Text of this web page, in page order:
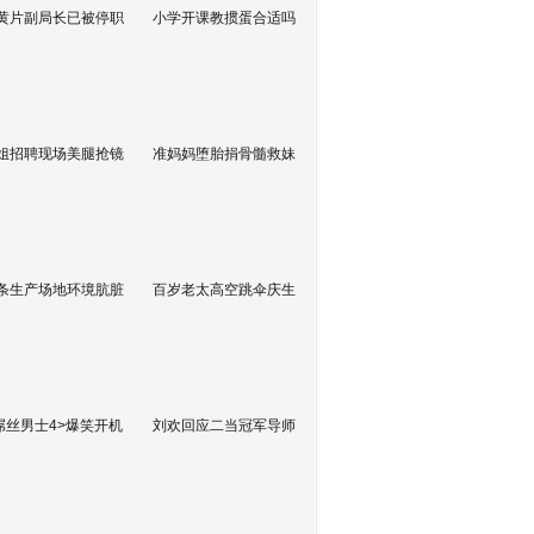
片副局长已被停职 小学开课教掼蛋合适吗
招聘现场美腿抢镜 准妈妈堕胎捐骨髓救妹
生产场地环境肮脏 百岁老太高空跳伞庆生
丝男士4>爆笑开机 刘欢回应二当冠军导师